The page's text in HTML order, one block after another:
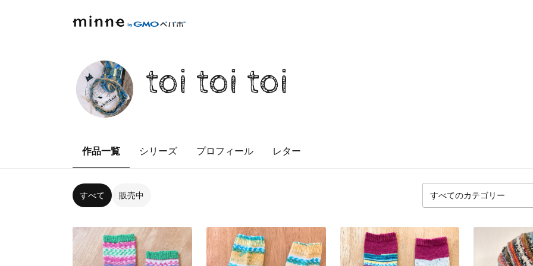
toi toi toi
作品一覧 シリーズ プロフィール レター
すべて 販売中